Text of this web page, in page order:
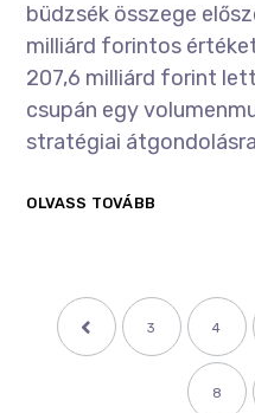
büdzsék összege
milliárd forintos
207,6 milliárd forint
csupán egy
stratégiai
OLVASS TOVÁBB
3 4
8